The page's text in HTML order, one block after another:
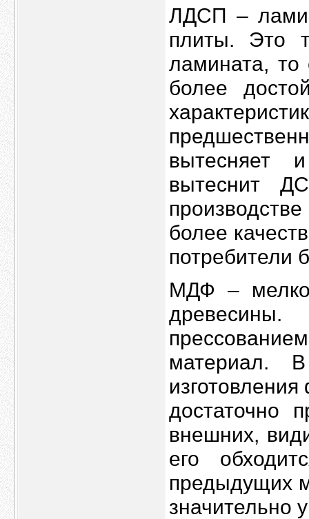
ЛДСП –
плиты. Это
ламината, то
более
вытесняет
вытеснит
более
потребители
МДФ –
материал.
достаточно
внешних,
его
предыдущих
значительно